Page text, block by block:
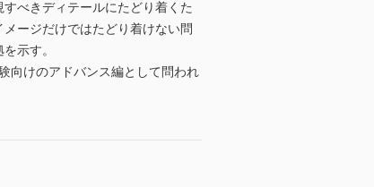
べきディテールにたどり着くた
ージだけではたどり着けない問
示す。
向けのアドバンス編として問われ